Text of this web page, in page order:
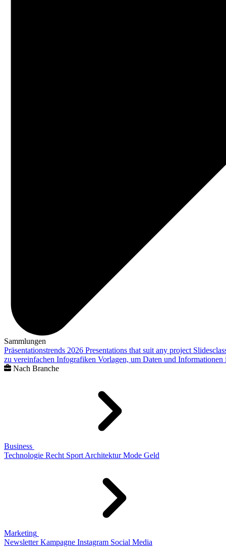
Sammlungen
Präsentationstrends 2026 Presentations that suit any project
zu vereinfachen Infografiken Vorlagen, um Daten und
Nach Branche
Business
Technologie Recht Sport Architektur Mode Geld
Marketing
Newsletter Kampagne Instagram Social Media